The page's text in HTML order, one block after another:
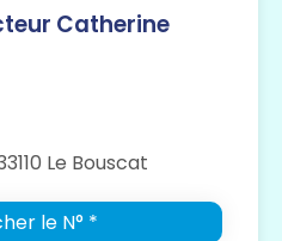
Catherine
Le Bouscat
le N° *